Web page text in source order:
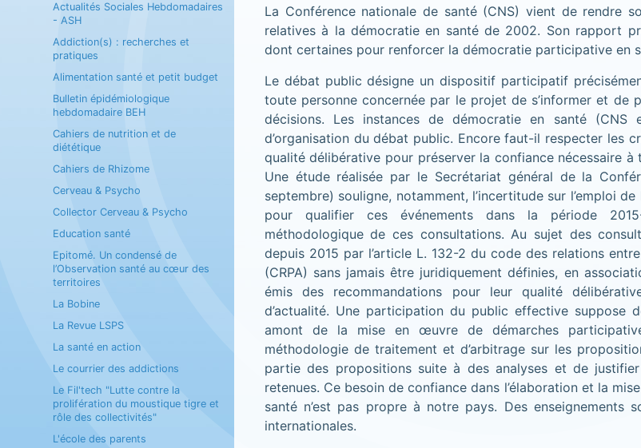
Actualités Sociales Hebdomadaires
- ASH
Addiction(s) : recherches et
pratiques
Alimentation santé et petit budget
Bulletin épidémiologique
hebdomadaire BEH
Cahiers de nutrition et de
diététique
Cahiers de Rhizome
Cerveau & Psycho
Collector Cerveau & Psycho
Education santé
Epitomé. Un condensé de
l’Observation santé au cœur des
territoires
La Bobine
La Revue LSPS
La santé en action
Le courrier des addictions
Le Fil'tech "Lutte contre la
prolifération du moustique tigre et
rôle des collectivités"
L'école des parents
La Conférence nationale de santé (CNS) vient de rendre
relatives à la démocratie en santé de 2002. Son rapport
dont certaines pour renforcer la démocratie participative en
Le débat public désigne un dispositif participatif
toute personne concernée par le projet de s’informer et de
décisions. Les instances de démocratie en santé (CNS
d’organisation du débat public. Encore faut-il respecter les
qualité délibérative pour préserver la confiance nécessaire
Une étude réalisée par le Secrétariat général de la
septembre) souligne, notamment, l’incertitude sur l’emploi de
pour qualifier ces événements dans la période
méthodologique de ces consultations. Au sujet des
depuis 2015 par l’article L. 132-2 du code des relations
(CRPA) sans jamais être juridiquement définies, en
émis des recommandations pour leur qualité
d’actualité. Une participation du public effective suppose
amont de la mise en œuvre de démarches
méthodologie de traitement et d’arbitrage sur les
partie des propositions suite à des analyses et de
retenues. Ce besoin de confiance dans l’élaboration et la
santé n’est pas propre à notre pays. Des enseignements
internationales.